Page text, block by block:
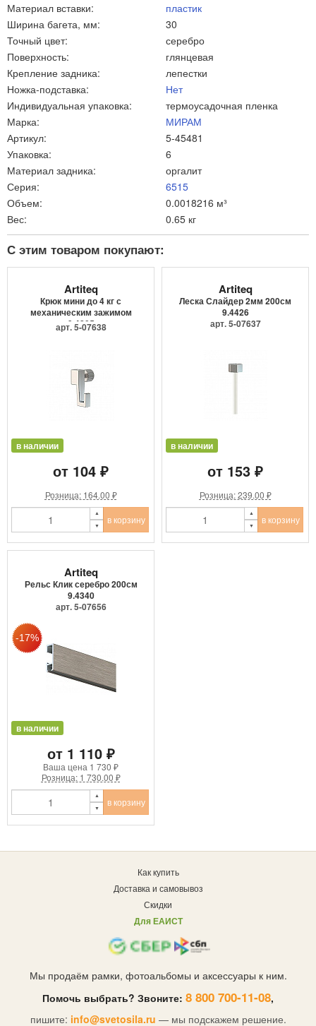
Материал вставки:
пластик
Ширина багета, мм:
30
Точный цвет:
серебро
Поверхность:
глянцевая
Крепление задника:
лепестки
Ножка-подставка:
Нет
Индивидуальная упаковка:
термоусадочная пленка
Марка:
МИРАМ
Артикул:
5-45481
Упаковка:
6
Материал задника:
оргалит
Серия:
6515
Объем:
0.0018216 м³
Вес:
0.65 кг
С этим товаром покупают:
Artiteq
Крюк мини до 4 кг с
механическим зажимом
9.4205
арт. 5-07638
в наличии
от 104 ₽
Розница: 164.00 ₽
в корзину
Artiteq
Леска Слайдер 2мм 200см
9.4426
арт. 5-07637
в наличии
от 153 ₽
Розница: 239.00 ₽
в корзину
Artiteq
Рельс Клик серебро 200см
9.4340
арт. 5-07656
в наличии
от 1 110 ₽
Ваша цена 1 730 ₽
Розница: 1 730.00 ₽
в корзину
Как купить
Доставка и самовывоз
Скидки
Для ЕАИСТ
Мы продаём рамки, фотоальбомы и аксессуары к ним.
Помочь выбрать? Звоните: 8 800 700-11-08,
пишите: info@svetosila.ru — мы подскажем решение.